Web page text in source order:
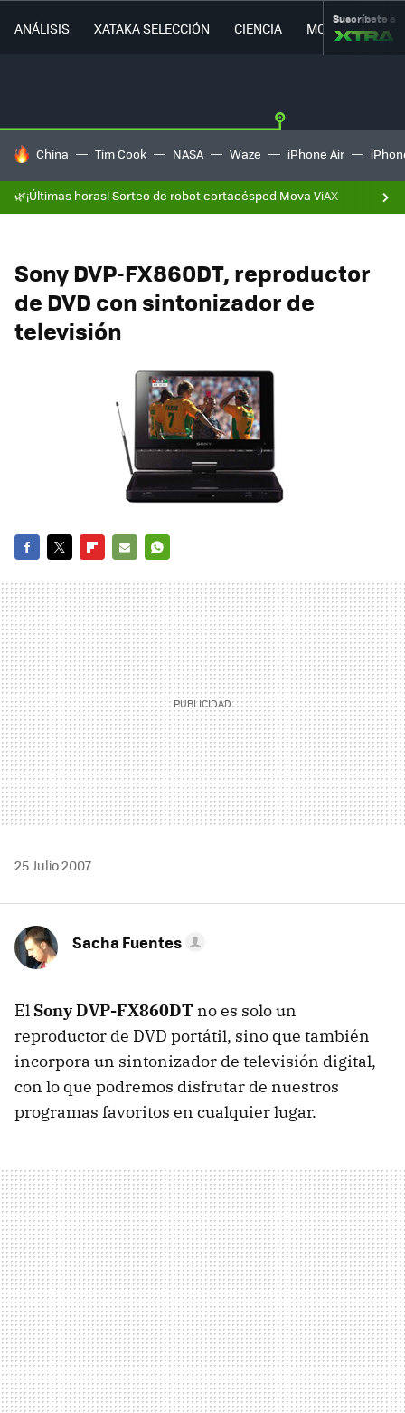
ANÁLISIS XATAKA SELECCIÓN CIENCIA MOVILIDAD
Suscríbete a
HOY SE HABLA DE
China Tim Cook NASA Waze iPhone Air
🌿¡Últimas horas! Sorteo de robot cortacésped Mova ViAX
Sony DVP-FX860DT, reproductor
de DVD con sintonizador de
televisión
MAIL
25 Julio 2007
Sacha Fuentes
El Sony DVP-FX860DT no es solo un
reproductor de DVD portátil, sino que también
incorpora un sintonizador de televisión digital,
con lo que podremos disfrutar de nuestros
programas favoritos en cualquier lugar.